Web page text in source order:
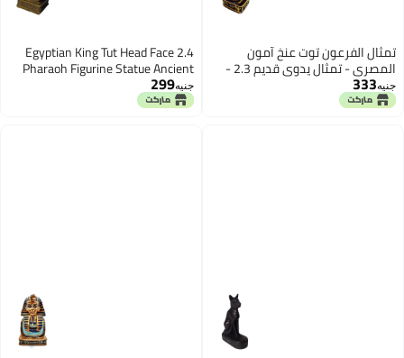
توت عنخ آمون
المصري - تمثال يدوي قديم 2.3 -
- أسطورة - تمثال
مصري
2.4 Egyptian King Tut Head Face
Pharaoh Figurine Statue Ancient
Handmade 3D Sculpture Egypt
Pharaohs Souvenir
299